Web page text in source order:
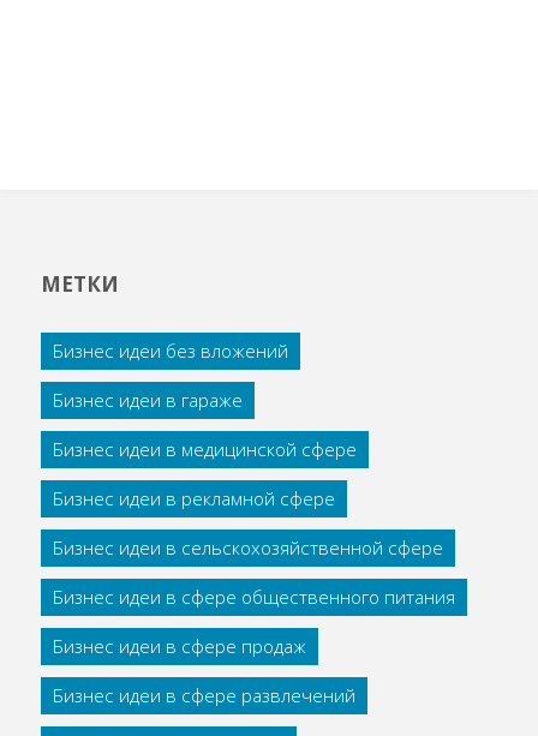
МЕТКИ
Бизнес идеи без вложений
Бизнес идеи в гараже
Бизнес идеи в медицинской сфере
Бизнес идеи в рекламной сфере
Бизнес идеи в сельскохозяйственной сфере
Бизнес идеи в сфере общественного питания
Бизнес идеи в сфере продаж
Бизнес идеи в сфере развлечений